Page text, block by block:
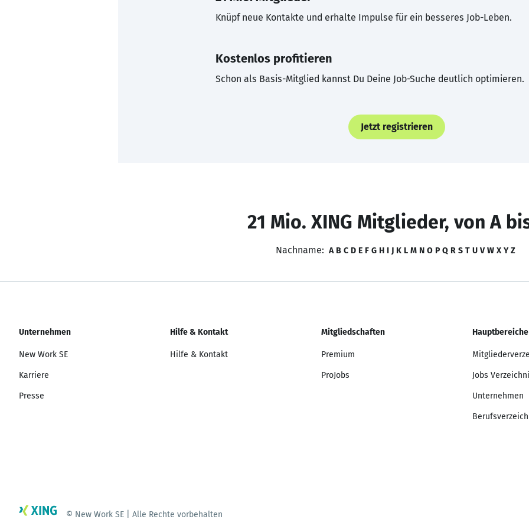
Knüpf neue Kontakte und erhalte Impulse für ein besseres Job-Leben.
Kostenlos profitieren
Schon als Basis-Mitglied kannst Du Deine Job-Suche deutlich optimieren.
Jetzt registrieren
21 Mio. XING Mitglieder, von A
Nachname: A B C D E F G H I J K L M N O P Q R S T U V W X Y Z
Unternehmen
New Work SE
Karriere
Presse
Hilfe & Kontakt
Hilfe & Kontakt
Mitgliedschaften
Premium
ProJobs
Hauptbereiche
Jobs
Unternehmen
© New Work SE | Alle Rechte vorbehalten